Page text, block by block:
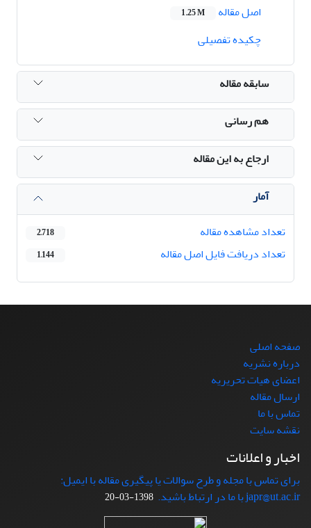
اصل مقاله
1.25 M
چکیده تفصیلی
سابقه مقاله
هم رسانی
ارجاع به این مقاله
آمار
تعداد مشاهده مقاله
2,718
تعداد دریافت فایل اصل مقاله 1,144
صفحه اصلی
درباره نشریه
اعضای هیات تحریریه
ارسال مقاله
تماس با ما
نقشه سایت
اخبار و اعلانات
برای تماس با مجله و طرح سوالات یا پیگیری مقاله با ایمیل:
japr@ut.ac.ir با ما در ارتباط باشید.
1398-03-20